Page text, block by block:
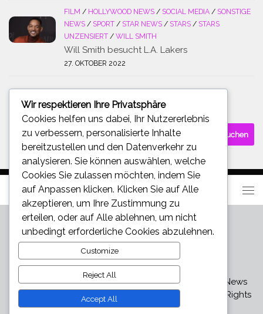
FILM / HOLLYWOOD NEWS / SOCIAL MEDIA / SONSTIGE
NEWS / SPORT / STAR NEWS / STARS / STARS
UNZENSIERT / WILL SMITH
Will Smith besucht L.A. Lakers
27. OKTOBER 2022
SUCHE
Suchen
nach:
Star und Promi News - Aktuelle Bilder, Videos und News
über den neuesten Klatsch und Tratsch © 2026. All Rights
Reserved.
Wir respektieren Ihre Privatsphäre
Cookies helfen uns dabei, Ihr Nutzererlebnis
zu verbessern, personalisierte Inhalte
bereitzustellen und den Datenverkehr zu
analysieren. Sie können auswählen, welche
Cookies Sie zulassen möchten, indem Sie
auf Anpassen klicken. Klicken Sie auf Alle
akzeptieren , um Ihre Zustimmung zu
erteilen, oder auf Alle ablehnen , um nicht
unbedingt erforderliche Cookies abzulehnen.
Customize
Reject All
Accept All